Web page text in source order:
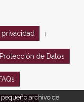
privacidad
de Datos
archivo de